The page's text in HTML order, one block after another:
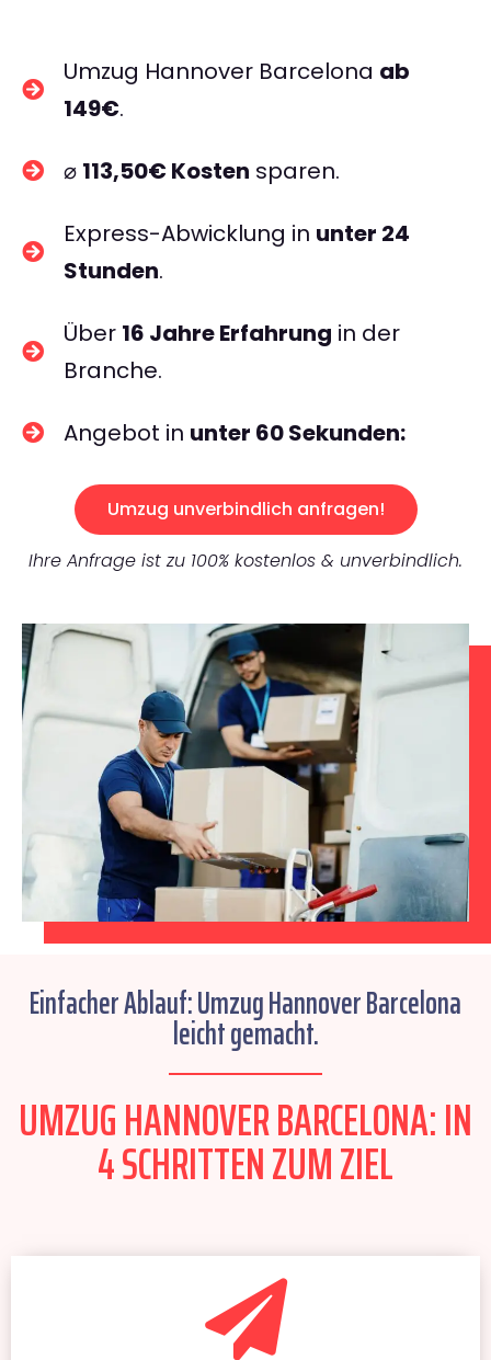
Umzug Hannover Barcelona ab
149€.
⌀ 113,50€ Kosten sparen.
Express-Abwicklung in unter 24
Stunden.
Über 16 Jahre Erfahrung in der
Branche.
Angebot in unter 60 Sekunden:
Umzug unverbindlich anfragen!
Ihre Anfrage ist zu 100% kostenlos & unverbindlich.
Einfacher Ablauf: Umzug Hannover Barcelona
leicht gemacht.
UMZUG HANNOVER BARCELONA: IN
4 SCHRITTEN ZUM ZIEL